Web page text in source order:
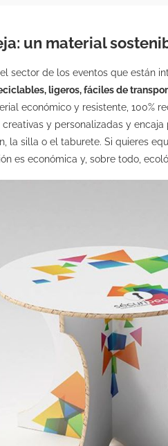
un material
sector de los eventos que están
ligeros, fáciles de
económico y resistente, 100%
y personalizadas y
la silla o el taburete. Si quieres
es económica y, sobre todo,